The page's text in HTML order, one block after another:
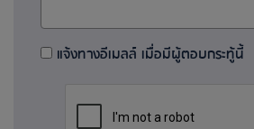
แจ้งทางอีเมลล์ เมื่อมีผู้ตอบกระทู้นี้